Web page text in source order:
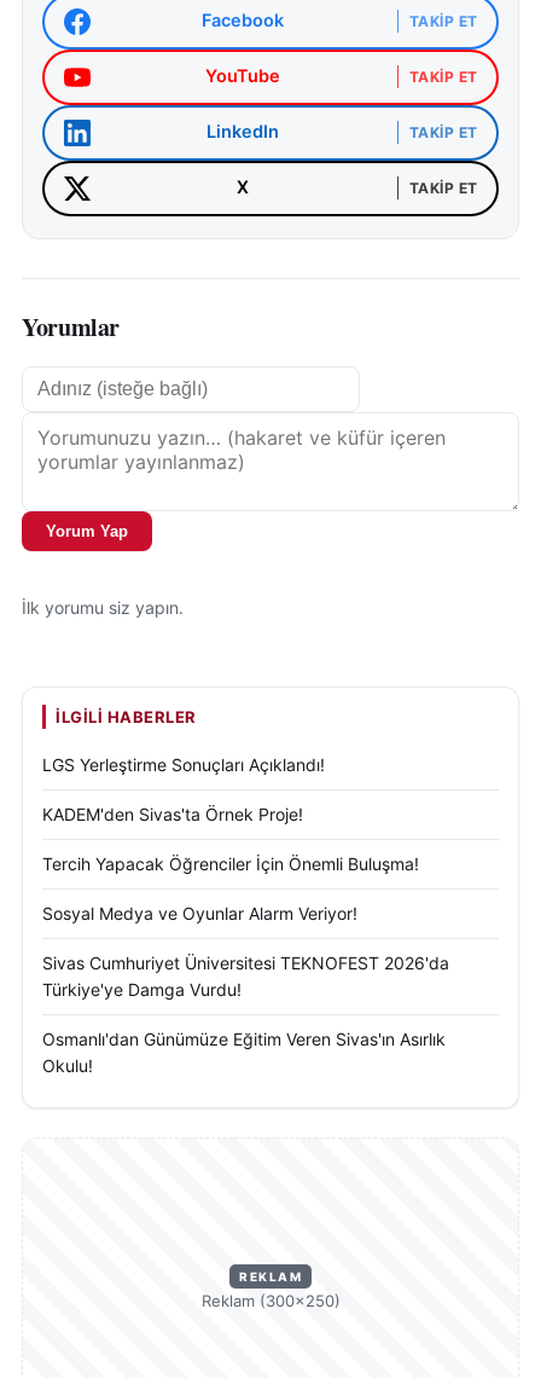
Facebook TAKIP ET
YouTube TAKIP ET
LinkedIn TAKIP ET
X TAKIP ET
Yorumlar
Yorum Yap
İlk yorumu siz yapın.
İLGILI HABERLER
LGS Yerleştirme Sonuçları Açıklandı!
KADEM'den Sivas'ta Örnek Proje!
Tercih Yapacak Öğrenciler İçin Önemli Buluşma!
Sosyal Medya ve Oyunlar Alarm Veriyor!
Sivas Cumhuriyet Üniversitesi TEKNOFEST 2026'da
Türkiye'ye Damga Vurdu!
Osmanlı'dan Günümüze Eğitim Veren Sivas'ın Asırlık
Okulu!
REKLAM
Reklam (300×250)